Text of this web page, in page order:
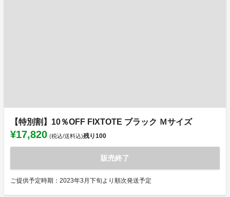
【特別割】10％OFF FIXTOTE ブラック Ｍサイズ
¥17,820 (税込/送料込)残り100
販売終了
ご提供予定時期：2023年3月下旬より順次発送予定